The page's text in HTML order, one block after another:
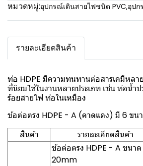
หมวดหมู่:อุปกรณ์เดินสายไฟชนิด PVC,อุปก
รายละเอียดสินค้า
ท่อ HDPE มีความทนทานต่อสารเคมีหล
ที่นิยมใช้ในงานหลายประเภท เช่น ท่อน้ำ
ร้อยสายไฟ ท่อในเหมือง
ข้อต่อตรง HDPE - A (คาดแดง) มี 6 ข
สินค้า
รายละเอียดสินค้า
ข้อต่อตรง HDPE - A ขนาด
20mm